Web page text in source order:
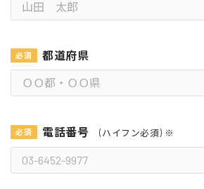
都道府県
電話番号 (ハイフン必須) ※